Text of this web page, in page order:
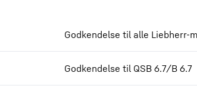
Godkendelse til alle Liebherr-
Godkendelse til QSB 6.7/B 6.7